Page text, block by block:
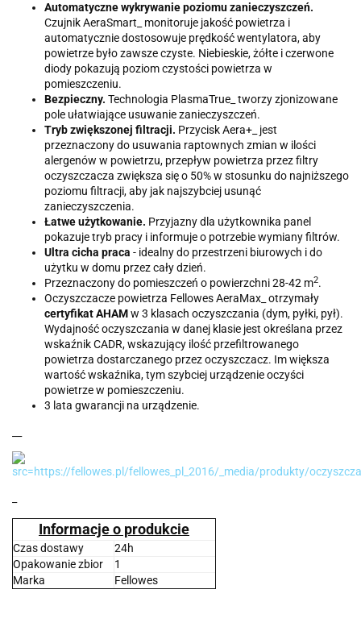
Automatyczne wykrywanie poziomu zanieczyszczeń.
Czujnik AeraSmart_ monitoruje jakość powietrza i
automatycznie dostosowuje prędkość wentylatora, aby
powietrze było zawsze czyste. Niebieskie, żółte i czerwone
diody pokazują poziom czystości powietrza w
pomieszczeniu.
Bezpieczny. Technologia PlasmaTrue_ tworzy zjonizowane
pole ułatwiające usuwanie zanieczyszczeń.
Tryb zwiększonej filtracji. Przycisk Aera+_ jest
przeznaczony do usuwania raptownych zmian w ilości
alergenów w powietrzu, przepływ powietrza przez filtry
oczyszczacza zwiększa się o 50% w stosunku do najniższego
poziomu filtracji, aby jak najszybciej usunąć
zanieczyszczenia.
Łatwe użytkowanie. Przyjazny dla użytkownika panel
pokazuje tryb pracy i informuje o potrzebie wymiany filtrów.
Ultra cicha praca - idealny do przestrzeni biurowych i do
użytku w domu przez cały dzień.
Przeznaczony do pomieszczeń o powierzchni 28-42 m2.
Oczyszczacze powietrza Fellowes AeraMax_ otrzymały
certyfikat AHAMw 3 klasach oczyszczania (dym, pyłki, pył).
Wydajność oczyszczania w danej klasie jest określana przez
wskaźnik CADR, wskazujący ilość przefiltrowanego
powietrza dostarczanego przez oczyszczacz. Im większa
wartość wskaźnika, tym szybciej urządzenie oczyści
powietrze w pomieszczeniu.
3 lata gwarancji na urządzenie.
Informacje o produkcie
Czas dostawy
24h
Opakowanie zbior
1
Marka
Fellowes